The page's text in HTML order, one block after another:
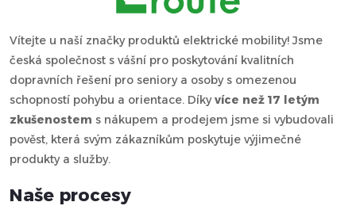
Vítejte u naší značky produktů elektrické mobility! Jsme
česká společnost s vášní pro poskytování kvalitních
dopravních řešení pro seniory a osoby s omezenou
schopností pohybu a orientace. Díkyvíce než 17 letým
zkušenostem s nákupem a prodejem jsme si vybudovali
pověst, která svým zákazníkům poskytuje výjimečné
produkty a služby.
Naše procesy